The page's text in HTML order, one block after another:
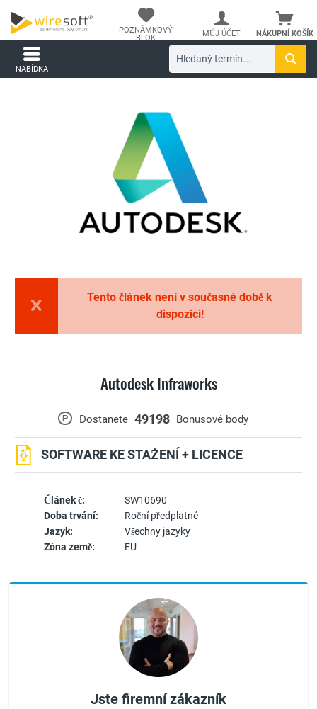
NÁKUPNÍ KOŠÍK
POZNÁMKOVÝ
BLOK
MŮJ ÚČET
NABÍDKA
Tento článek není v současné době k
dispozici!
Autodesk Infraworks
Článek č:
SW10690
Doba trvání:
Roční předplatné
Jazyk:
Všechny jazyky
Zóna země:
EU
P Dostanete 49198 Bonusové body
SOFTWARE KE STAŽENÍ + LICENCE
Jste firemní zákazník